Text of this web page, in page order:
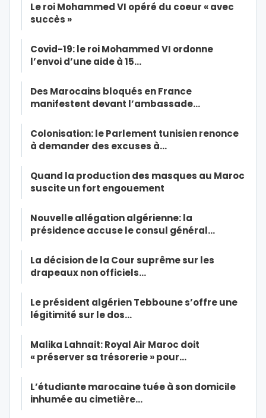
Le roi Mohammed VI opéré du coeur « avec
succès »
Covid-19: le roi Mohammed VI ordonne
l’envoi d’une aide à 15…
Des Marocains bloqués en France
manifestent devant l’ambassade…
Colonisation: le Parlement tunisien renonce
à demander des excuses à…
Quand la production des masques au Maroc
suscite un fort engouement
Nouvelle allégation algérienne: la
présidence accuse le consul général…
La décision de la Cour suprême sur les
drapeaux non officiels…
Le président algérien Tebboune s’offre une
légitimité sur le dos…
Malika Lahnait: Royal Air Maroc doit
« préserver sa trésorerie » pour…
L’étudiante marocaine tuée à son domicile
inhumée au cimetière…